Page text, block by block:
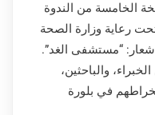
الخامسة من الندوة
تحت رعاية وزارة الصحة
شعار: “مستشفى الغد”.
والباحثين،
في بلورة